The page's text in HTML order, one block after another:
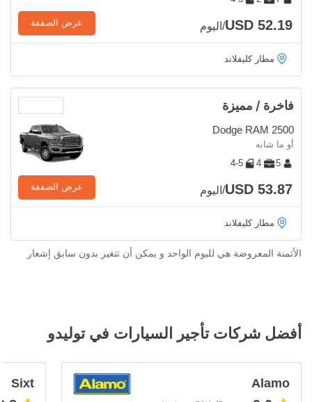
USD 52.19/اليوم عرض الصفقة
مطار كليفلاند
فاخرة / مميزة
Dodge RAM 2500
أو ما شابه
5
4
4-5
USD 53.87/اليوم عرض الصفقة
مطار كليفلاند
الأثمنة المعروضة هي لليوم الواحد و يمكن أن تتغير بدون سابق إشعار
أفضل شركات تأجير السيارات في توليدو
Alamo
Sixt